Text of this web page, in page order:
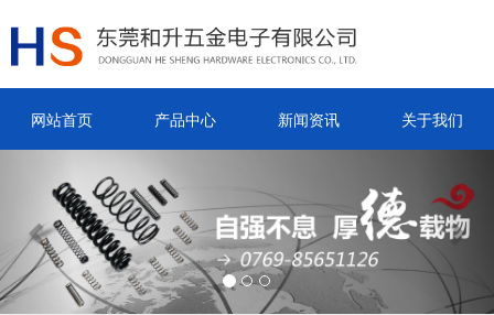
网站首页 产品中心 新闻资讯 关于我们